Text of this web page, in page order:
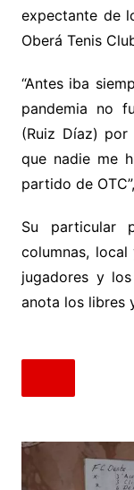
expectante de
Oberá Tenis
“Antes iba
pandemia no
(Ruiz Díaz)
que nadie me
partido de
Su particular
columnas,
jugadores y
anota los libres